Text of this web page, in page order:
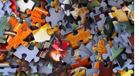
Yaratıcı Drama